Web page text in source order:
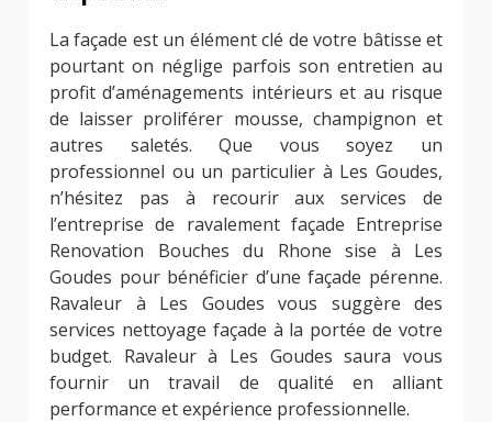
La façade est un élément clé de votre bâtisse et
pourtant on néglige parfois son entretien au
profit d’aménagements intérieurs et au risque
de laisser proliférer mousse, champignon et
autres saletés. Que vous soyez un
professionnel ou un particulier à Les Goudes,
n’hésitez pas à recourir aux services de
l’entreprise de ravalement façade Entreprise
Renovation Bouches du Rhone sise à Les
Goudes pour bénéficier d’une façade pérenne.
Ravaleur à Les Goudes vous suggère des
services nettoyage façade à la portée de votre
budget. Ravaleur à Les Goudes saura vous
fournir un travail de qualité en alliant
performance et expérience professionnelle.